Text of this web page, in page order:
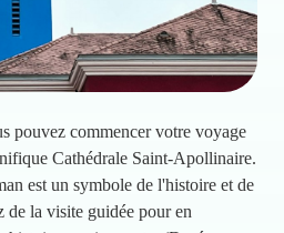
pouvez commencer votre voyage
Cathédrale Saint-Apollinaire.
est un symbole de l'histoire et de
la visite guidée pour en